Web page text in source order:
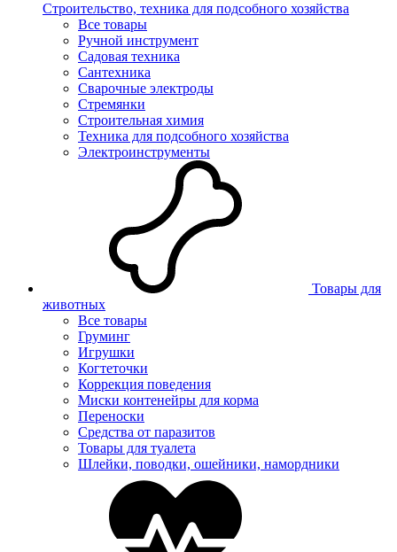
Строительство, техника для подсобного хозяйства
Все товары
Ручной инструмент
Садовая техника
Сантехника
Сварочные электроды
Стремянки
Строительная химия
Техника для подсобного хозяйства
Электроинструменты
Товары для
животных
Все товары
Груминг
Игрушки
Когтеточки
Коррекция поведения
Миски контенейры для корма
Переноски
Средства от паразитов
Товары для туалета
Шлейки, поводки, ошейники, намордники